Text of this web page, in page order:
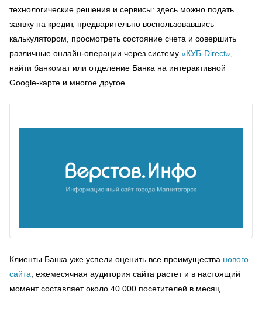
технологические решения и сервисы: здесь можно подать
заявку на кредит, предварительно воспользовавшись
калькулятором, просмотреть состояние счета и совершить
различные онлайн-операции через систему «КУБ-Direct»
найти банкомат или отделение Банка на интерактивной
Google-карте и многое другое.
Клиенты Банка уже успели оценить все преимущества нового
сайта , ежемесячная аудитория сайта растет и в настоящий
момент составляет около 40 000 посетителей в месяц.